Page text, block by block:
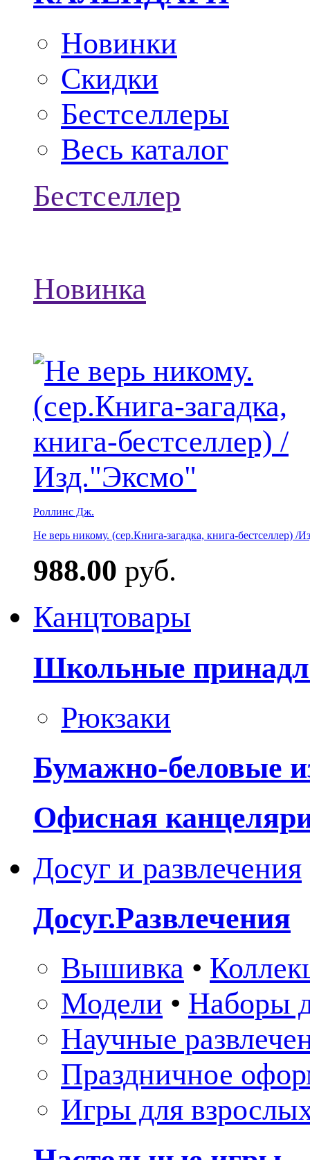
Новинки
Скидки
Бестселлеры
Весь каталог
Бестселлер
Новинка
Роллинс Дж.
Не верь никому. (сер.Книга-загадка, книга-бестселлер) /
988.00 руб.
Канцтовары
Школьные
Рюкзаки
Бумажно-беловые
Офисная
Досуг и развлечения
Досуг.Развлечения
Вышивка •
Модели • Наборы
Научные
Праздничное
Игры для